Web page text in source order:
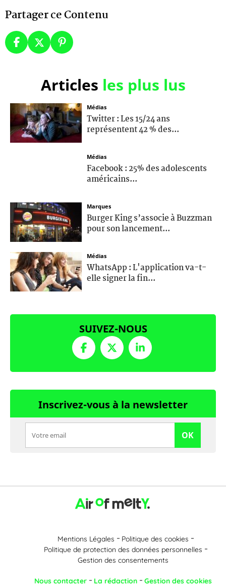
Partager ce Contenu
Articles les plus lus
Médias
Twitter : Les 15/24 ans
représentent 42 % des...
Médias
Facebook : 25% des adolescents
américains...
Marques
Burger King s’associe à Buzzman
pour son lancement...
Médias
WhatsApp : L'application va-t-
elle signer la fin...
SUIVEZ-NOUS
Inscrivez-vous à la newsletter
OK
Mentions Légales
Politique des cookies
Politique de protection des données personnelles
Gestion des consentements
Nous contacter La rédaction Gestion des cookies